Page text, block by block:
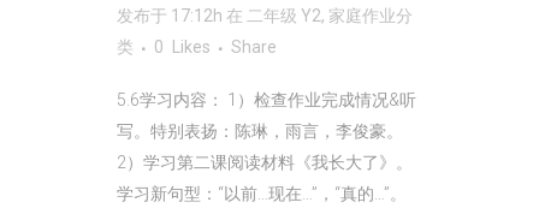
发布于 17:12h 在 二年级 Y2, 家庭作业分
类
0 Likes Share
5.6学习内容： 1）检查作业完成情况&听
写。特别表扬：陈琳，雨言，李俊豪。
2）学习第二课阅读材料《我长大了》。
学习新句型：“以前…现在…”，“真的…”。